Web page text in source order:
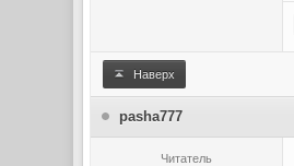
Наверх
pasha777
Читатель